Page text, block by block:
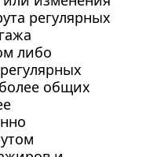
регулярных
либо
общих